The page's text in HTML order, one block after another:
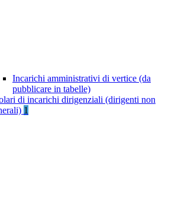
Incarichi amministrativi di vertice (da
pubblicare in tabelle)
di incarichi dirigenziali (dirigenti non
1